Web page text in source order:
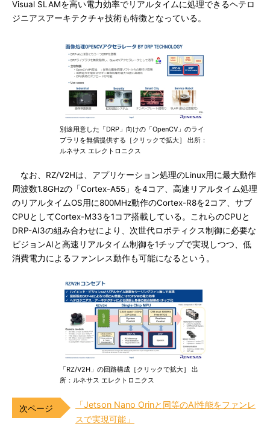
Visual SLAMを高い電力効率でリアルタイムに処理できるヘテロ
ジニアスアーキテクチャ技術も特徴となっている。
別途用意した「DRP」向けの「OpenCV」のライ
ブラリを無償提供する［クリックで拡大］ 出所：
ルネサス エレクトロニクス
なお、RZ/V2Hは、アプリケーション処理のLinux用に最大動作
周波数1.8GHzの「Cortex-A55」を4コア、高速リアルタイム処理
のリアルタイムOS用に800MHz動作のCortex-R8を2コア、サブ
CPUとしてCortex-M33を1コア搭載している。これらのCPUと
DRP-AI3の組み合わせにより、次世代ロボティクス制御に必要な
ビジョンAIと高速リアルタイム制御を1チップで実現しつつ、低
消費電力によるファンレス動作も可能になるという。
「RZ/V2H」の回路構成［クリックで拡大］ 出
所：ルネサス エレクトロニクス
「Jetson Nano Orinと同等のAI性能をファンレ
スで実現可能」